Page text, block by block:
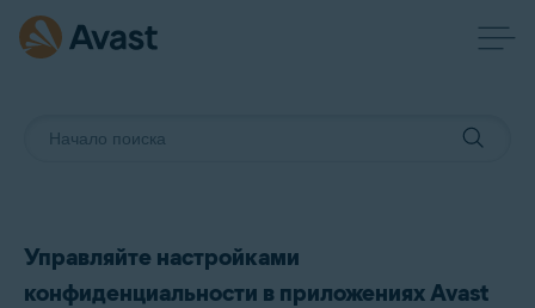
Управляйте настройками
конфиденциальности в приложениях Avast